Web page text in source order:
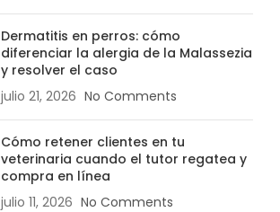
Dermatitis en perros: cómo
diferenciar la alergia de la Malassezia
y resolver el caso
julio 21, 2026 No Comments
Cómo retener clientes en tu
veterinaria cuando el tutor regatea y
compra en línea
julio 11, 2026 No Comments